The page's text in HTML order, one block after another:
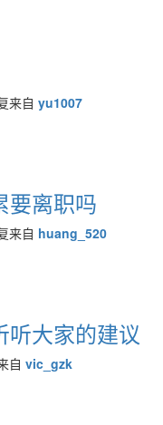
来自 yu1007
要离职吗
来自 huang_520
听大家的建议
自 vic_gzk